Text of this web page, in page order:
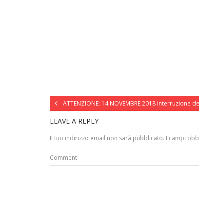
ATTENZIONE: 14 NOVEMBRE 2018 interruzione
LEAVE A REPLY
Il tuo indirizzo email non sarà pubblicato. I campi
Comment